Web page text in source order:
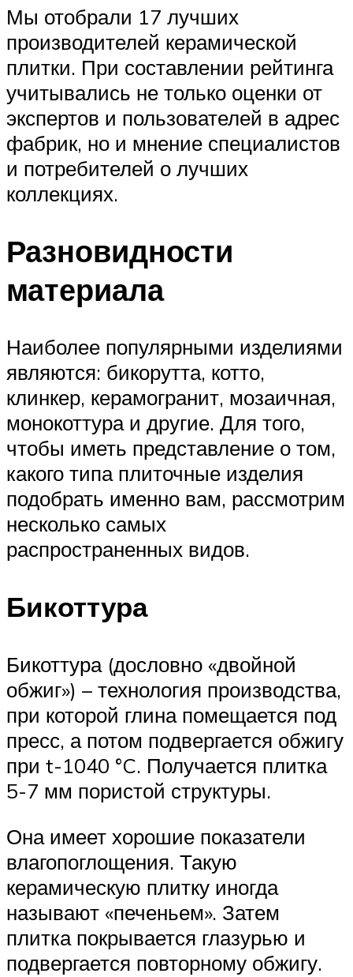
Мы отобрали 17 лучших
производителей керамической
плитки. При составлении рейтинга
учитывались не только оценки от
экспертов и пользователей в адрес
фабрик, но и мнение специалистов
и потребителей о лучших
коллекциях.
Разновидности
материала
Наиболее популярными изделиями
являются: бикорутта, котто,
клинкер, керамогранит, мозаичная,
монокоттура и другие. Для того,
чтобы иметь представление о том,
какого типа плиточные изделия
подобрать именно вам, рассмотрим
несколько самых
распространенных видов.
Бикоттура
Бикоттура (дословно «двойной
обжиг») – технология производства,
при которой глина помещается под
пресс, а потом подвергается обжигу
при t-1040 °C. Получается плитка
5-7 мм пористой структуры.
Она имеет хорошие показатели
влагопоглощения. Такую
керамическую плитку иногда
называют «печеньем». Затем
плитка покрывается глазурью и
подвергается повторному обжигу.